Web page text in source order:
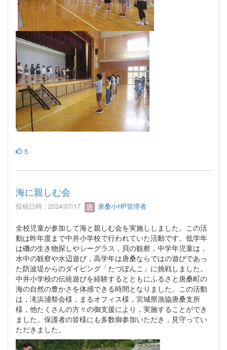
5
海に親しむ会
投稿日時 : 2024/07/17 唐桑小HP管理者
全校児童が参加して海と親しむ会を実施ししました。この活
動は昨年度まで中井小学校で行われていた活動です。低学年
は磯の生き物探しやシーグラス，貝の観察，中学年児童は，
水中の観察や水辺遊び，高学年は唐桑ならではの遊びであっ
た防波堤からのダイビング「たづぼんこ」に挑戦しました。
中井小学校の伝統遊びを経験するとともにふるさと唐桑町の
海の自然の豊かさを体感できる時間となりました。この活動
は，滝浜浦祭会様，まるオフィス様，宮城県漁協唐桑支所
様，他たくさんの方々の御支援により，実施することができ
ました。保護者の皆様にも多数御参加いただき，見守ってい
ただきました。